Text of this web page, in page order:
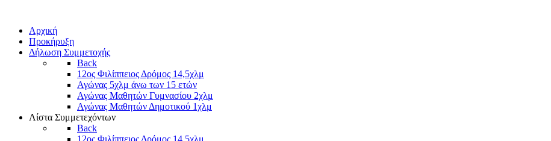
Αρχική
Προκήρυξη
Δήλωση Συμμετοχής
Back
12ος Φιλίππειος Δρόμος 14,5χλμ
Αγώνας 5χλμ άνω των 15 ετών
Αγώνας Μαθητών Γυμνασίου 2χλμ
Αγώνας Μαθητών Δημοτικού 1χλμ
Λίστα Συμμετεχόντων
Back
12ος Φιλίππειος Δρόμος 14,5χλμ